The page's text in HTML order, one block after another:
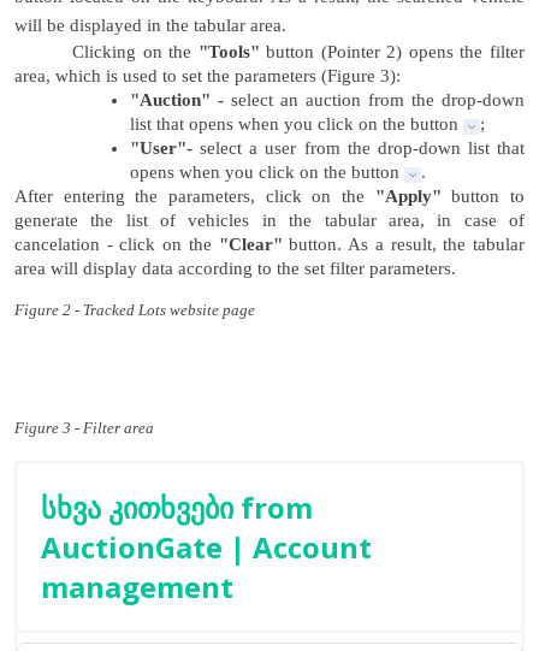
will be displayed in the tabular area.
Clicking on the "Tools"button (Pointer 2) opens the filter
area, which is used to set the parameters (Figure 3):
"Auction" - select an auction from the drop-down
list that opens when you click on the button
;
"User"-select a user from the drop-down list that
opens when you click on the button
.
After entering the parameters, click on the "Apply" button to
generate the list of vehicles in the tabular area, in case of
cancelation - click on the "Clear"button. As a result, the tabular
area will display data according to the set filter parameters.
Figure 2 - Tracked Lots website page
Figure 3 - Filter area
სხვა კითხვები from
AuctionGate | Account
management